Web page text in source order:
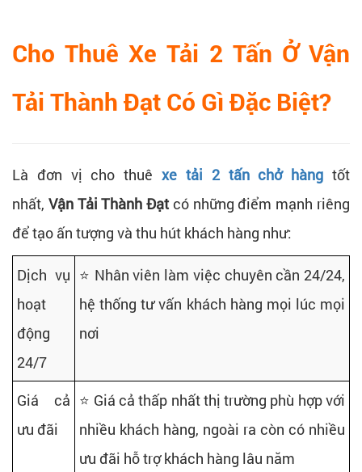
Cho Thuê Xe Tải 2 Tấn Ở Vận
Tải Thành Đạt Có Gì Đặc Biệt?
Là đơn vị cho thuêxe tải 2 tấn chở hàng tốt
nhất, Vận Tải Thành Đạt có những điểm mạnh riêng
để tạo ấn tượng và thu hút khách hàng như:
Dịch vụ
hoạt
động
24/7
⭐ Nhân viên làm việc chuyên cần 24/24,
hệ thống tư vấn khách hàng mọi lúc mọi
nơi
Giá cả
ưu đãi
⭐ Giá cả thấp nhất thị trường phù hợp với
nhiều khách hàng, ngoài ra còn có nhiều
ưu đãi hỗ trợ khách hàng lâu năm